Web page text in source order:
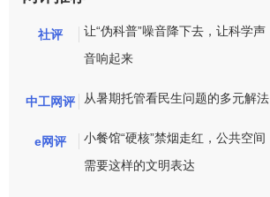
社评
让“伪科普”噪音降下去，让科学声
音响起来
中工网评 从暑期托管看民生问题的多元解法
e网评
小餐馆“硬核”禁烟走红，公共空间
需要这样的文明表达